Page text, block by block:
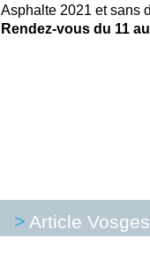
Asphalte 2021 et sans
Rendez-vous du 11
> Article